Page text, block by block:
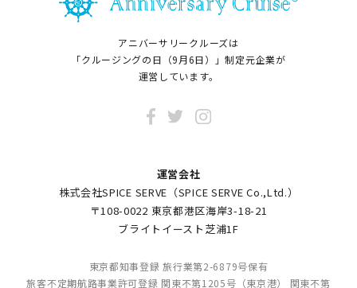
アニバーサリークルーズは
「クルージングの日（9月6日）」制定元企業が
運営しています。
運営会社
株式会社SPICE SERVE（SPICE SERVE Co.,Ltd.）
〒108-0022 東京都港区海岸3-18-21
ブライトイースト芝浦1F
東京都知事登録 旅行業第2-6879号保有
旅客不定期航路事業許可登録 関東不第1205号（東京港） 関東不第